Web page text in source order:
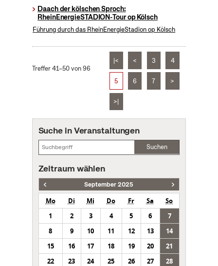
Daach der kölschen Sproch:
RheinEnergieSTADION-Tour op Kölsch
Führung durch das RheinEnergieStadion op Kölsch
Treffer 41–50 von 96
|< < 3 4
5 6 7 >
>|
Suche in Veranstaltungen
Suchen
Zeitraum wählen
September 2025
Mo Di Mi Do Fr Sa
So
1
2 3 4 5 6
7
8
9 10 11 12 13
14
15
16 17 18 19 20
21
22
23 24 25 26 27
28